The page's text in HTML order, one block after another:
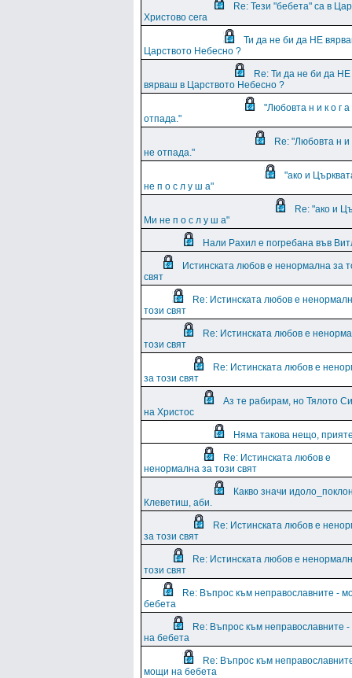
Re: Тези "бебета" са в
Христово сега
Ти да не би да НЕ
Царството Небесно ?
Re: Ти да не би да НЕ
вярваш в Царството Небесно ?
"Любовта н и к о г а
отпада."
Re: "Любовта н и
не отпада."
"ако и
не п о с л у ш а"
Re: "ако и
Ми не п о с л у ш а"
Нали Рахил е погребана във
Истинската любов е ненормална за
свят
Re: Истинската любов е
този свят
Re: Истинската любов е
този свят
Re: Истинската любов е
за този свят
Аз те рабирам, но Тялото
на Христос
Няма такова нещо,
Re: Истинската любов е
ненормална за този свят
Какво значи
Клеветиш, аби.
Re: Истинската любов е
за този свят
Re: Истинската любов е
този свят
Re: Въпрос към неправославните -
бебета
Re: Въпрос към неправославните
на бебета
Re: Въпрос към
мощи на бебета